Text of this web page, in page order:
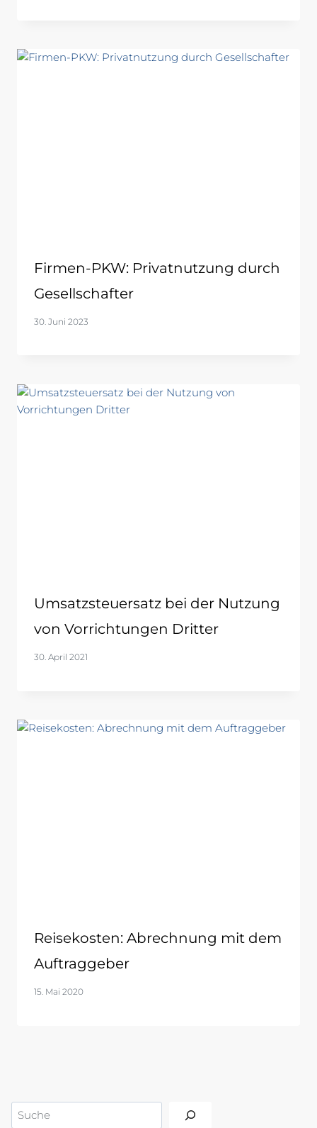
Firmen-PKW: Privatnutzung durch
Gesellschafter
30. Juni 2023
Umsatzsteuersatz bei der Nutzung
von Vorrichtungen Dritter
30. April 2021
Reisekosten: Abrechnung mit dem
Auftraggeber
15. Mai 2020
Suchen